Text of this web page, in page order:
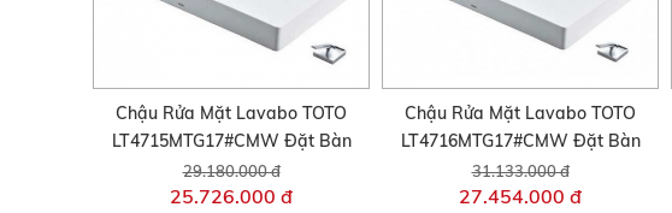
Chậu Rửa Mặt Lavabo TOTO
LT4715MTG17#CMW Đặt Bàn
29.180.000 đ
25.726.000 đ
Chậu Rửa Mặt Lavabo TOTO
LT4716MTG17#CMW Đặt Bàn
31.133.000 đ
27.454.000 đ